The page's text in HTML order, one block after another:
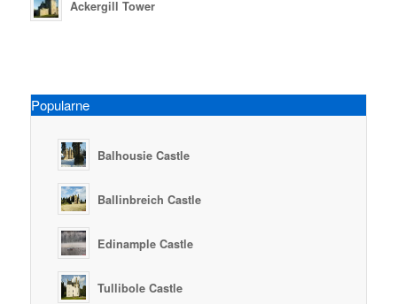
Ackergill Tower
Popularne
Balhousie Castle
Ballinbreich Castle
Edinample Castle
Tullibole Castle